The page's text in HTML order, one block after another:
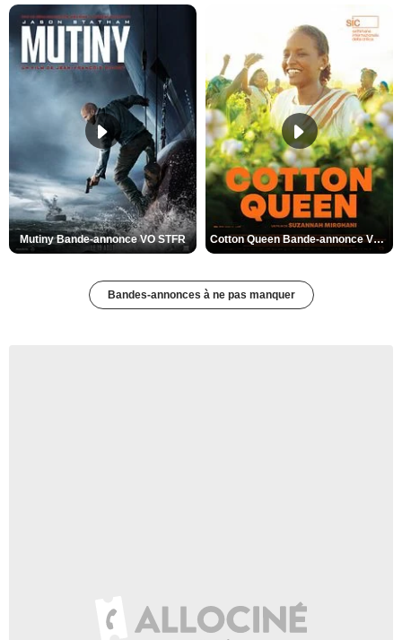
Mutiny Bande-annonce VO STFR Cotton Queen Bande-annonce VO STFR
Bandes-annonces à ne pas manquer